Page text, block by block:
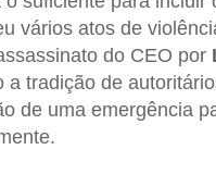
vários atos de
do CEO por
a tradição de
de uma emergência